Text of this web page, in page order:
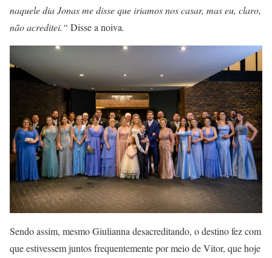
naquele dia Jonas me disse que iriamos nos casar, mas eu, claro,
não acreditei.“ Disse a noiva.
Sendo assim, mesmo Giulianna desacreditando, o destino fez com
que estivessem juntos frequentemente por meio de Vitor, que hoje